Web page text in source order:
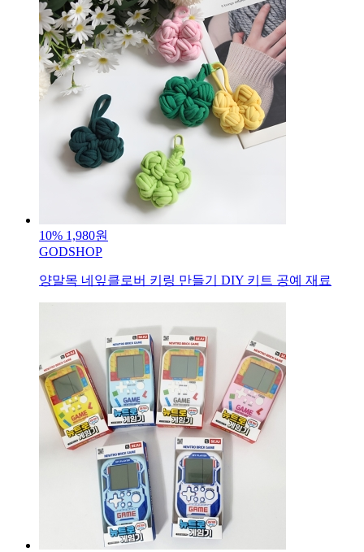
10% 1,980원
GODSHOP
양말목 네잎클로버 키링 만들기 DIY 키트 공예 재료